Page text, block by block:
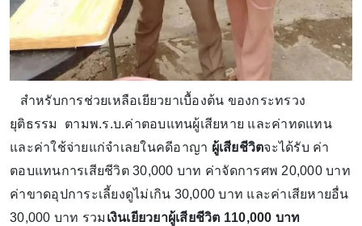
สำหรับการช่วยเหลือเยียวยาเบื้องต้น ของกระทรวง
ยุติธรรม ตามพ.ร.บ.ค่าตอบแทนผู้เสียหาย และค่าทดแทน
และค่าใช้จ่ายแก่จําเลยในคดีอาญา ผู้เสียชีวิตจะได้รับ ค่า
ตอบแทนการเสียชีวิต 30,000 บาท ค่าจัดการศพ 20,000 บาท
ค่าขาดอุปการะเลี้ยงดูไม่เกิน 30,000 บาท และค่าเสียหายอื่น
30,000 บาท รวม เงินเยียวยาผู้เสียชีวิต 110,000 บาท